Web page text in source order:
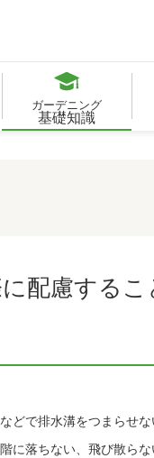
ガーデニング
基礎知識
配慮するこ
どで排水溝をつまらせな
に落ちない、飛び散らな